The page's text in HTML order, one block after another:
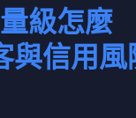
級怎麼
與信用風